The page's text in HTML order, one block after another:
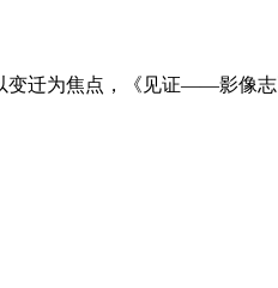
迁为焦点，《见证——影像